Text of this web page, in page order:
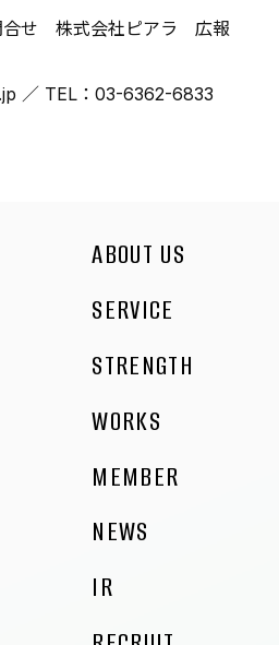
合せ 株式会社ピアラ 広報
／ TEL：03-6362-6833
ABOUT US
SERVICE
STRENGTH
WORKS
MEMBER
NEWS
IR